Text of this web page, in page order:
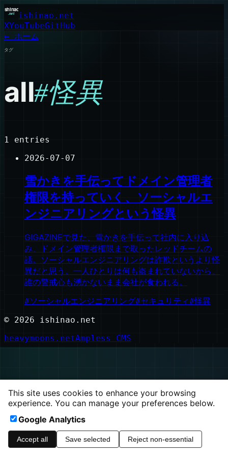
ishinao.net
XYouTubeGitHub
← ホーム
タグ
all#怪異
1
entries
2026-07-07
雪かきを手伝ってドメイン管理者
権限を持っていく、ソーシャルエ
ンジニアリングという怪異
GIGAZINEで見た、雪かきを手伝って社内に入り込
み、ドメイン管理者権限まで取ったレッドチームの
話。ソーシャルエンジニアリングは詐欺というより怪
異だと思う。一人ひとりは何も盗まれていないから、
誰の警戒心も湧かないまま会社が食われる。
#ソーシャルエンジニアリング#セキュリティ#怪異
© 2026
ishinao.net
heavymoons.netAmpless CMS
This site uses cookies to enhance your browsing
experience. You can manage your preferences below.
Google Analytics
Accept all Save selected Reject non-essential